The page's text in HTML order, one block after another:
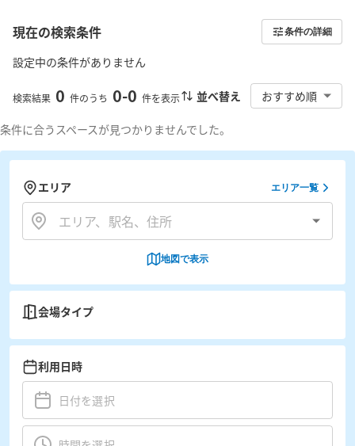
現在の検索条件 条件の詳細
設定中の条件がありません
検索結果 0 件のうち 0-0 件を表示 並べ替え おすすめ順
条件に合うスペースが見つかりませんでした。
エリア エリア一覧
地図で表示
会場タイプ
利用日時